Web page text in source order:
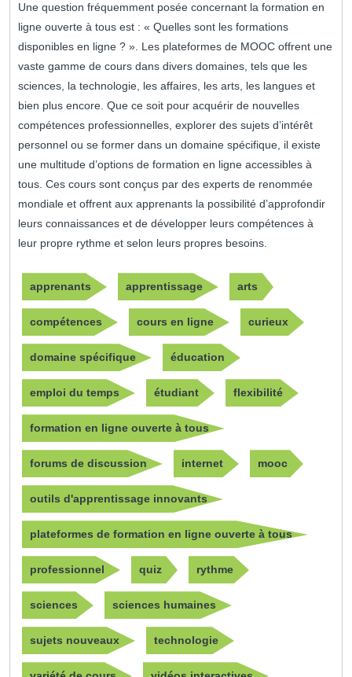
Une question fréquemment posée concernant la formation en
ligne ouverte à tous est : « Quelles sont les formations
disponibles en ligne ? ». Les plateformes de MOOC offrent une
vaste gamme de cours dans divers domaines, tels que les
sciences, la technologie, les affaires, les arts, les langues et
bien plus encore. Que ce soit pour acquérir de nouvelles
compétences professionnelles, explorer des sujets d’intérêt
personnel ou se former dans un domaine spécifique, il existe
une multitude d’options de formation en ligne accessibles à
tous. Ces cours sont conçus par des experts de renommée
mondiale et offrent aux apprenants la possibilité d’approfondir
leurs connaissances et de développer leurs compétences à
leur propre rythme et selon leurs propres besoins.
apprenants apprentissage arts
compétences cours en ligne curieux
domaine spécifique éducation
emploi du temps étudiant flexibilité
formation en ligne ouverte à tous
forums de discussion internet mooc
outils d'apprentissage innovants
plateformes de formation en ligne ouverte à tous
professionnel quiz rythme
sciences sciences humaines
sujets nouveaux technologie